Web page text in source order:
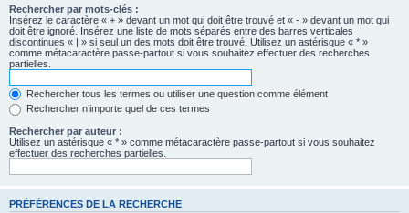
Rechercher par mots-clés :
Insérez le caractère « + » devant un mot qui doit être trouvé et « - » devant un mot qui
doit être ignoré. Insérez une liste de mots séparés entre des barres verticales
discontinues « | » si seul un des mots doit être trouvé. Utilisez un astérisque « * »
comme métacaractère passe-partout si vous souhaitez effectuer des recherches
partielles.
Rechercher tous les termes ou utiliser une question comme élément
Rechercher n’importe quel de ces termes
Rechercher par auteur :
Utilisez un astérisque « * » comme métacaractère passe-partout si vous souhaitez
effectuer des recherches partielles.
PRÉFÉRENCES DE LA RECHERCHE